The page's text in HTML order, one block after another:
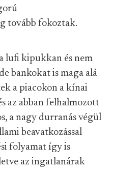
tovább fokoztak.
lufi kipukkan és nem
bankokat is maga alá
a piacokon a kínai
az abban felhalmozott
a nagy durranás végül
beavatkozással
folyamat így is
az ingatlanárak